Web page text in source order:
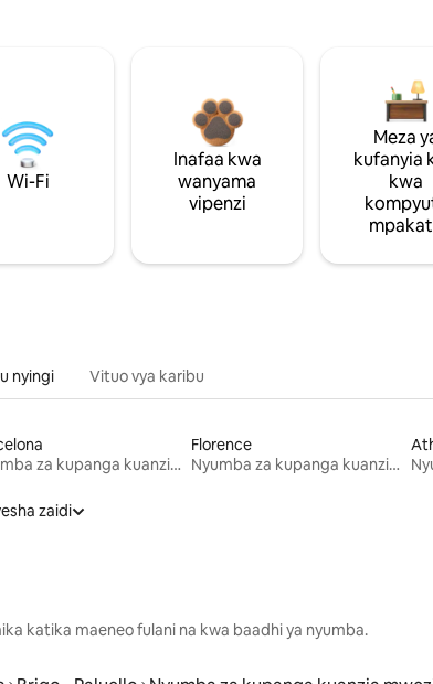
Wi-Fi
Inafaa kwa
wanyama
vipenzi
Meza
kufanyia
kwa
nyingi Vituo vya karibu
Nyumba za kupanga kuanzia mwezi mmoja
Florence
Nyumba za kupanga kuanzia mwezi mmoja
zaidi
katika maeneo fulani na kwa baadhi ya nyumba.